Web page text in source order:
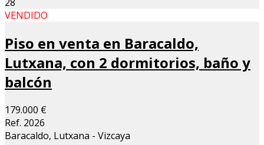
VENDIDO
Piso en venta en Baracaldo,
Lutxana, con 2 dormitorios, baño y
balcón
179.000 €
Ref. 2026
Baracaldo, Lutxana - Vizcaya